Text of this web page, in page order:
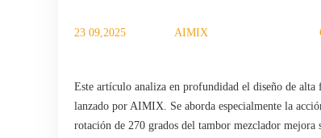
23 09,2025 AIMIX
Este artículo analiza en profundidad el diseño de
lanzado por AIMIX. Se aborda especialmente la
rotación de 270 grados del tambor mezclador